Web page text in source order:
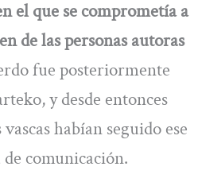
el que se comprometía a
de las personas autoras
fue posteriormente
y desde entonces
habían seguido ese
comunicación.